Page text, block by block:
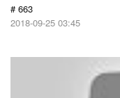
# 663
2018-09-25 03:45